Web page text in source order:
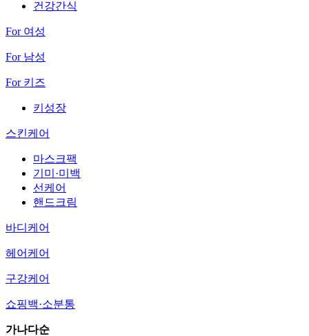
건강간식
For 여성
For 남성
For 키즈
키성장
스킨케어
마스크팩
기미·미백
선케어
핸드크림
바디케어
헤어케어
구강케어
쇼핑백·소분통
가나다순